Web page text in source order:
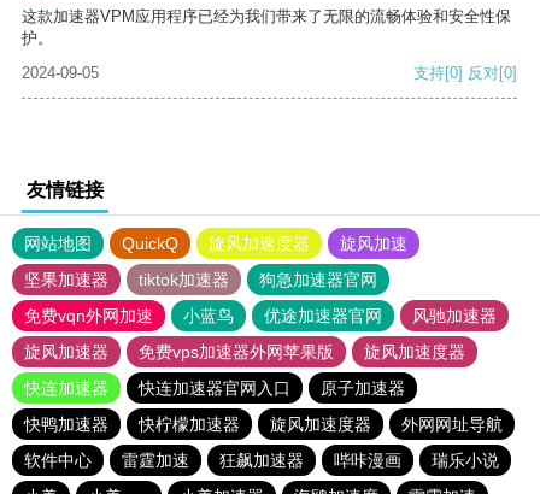
这款加速器VPM应用程序已经为我们带来了无限的流畅体验和安全性保
护。
2024-09-05
支持[0] 反对[0]
友情链接
网站地图 QuickQ 旋风加速度器
旋风加速
坚果加速器
tiktok加速器
狗急加速器官网
免费vqn外网加速
小蓝鸟 优途加速器官网
风驰加速器
旋风加速器
免费vps加速器外网苹果版
旋风加速度器
快连加速器
快连加速器官网入口
原子加速器
快鸭加速器
快柠檬加速器 旋风加速度器
外网网址导航
软件中心
雷霆加速 狂飙加速器 哔咔漫画
瑞乐小说